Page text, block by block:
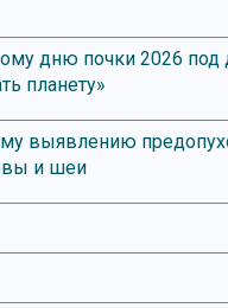
дню почки 2026
планету»
выявлению
и шеи